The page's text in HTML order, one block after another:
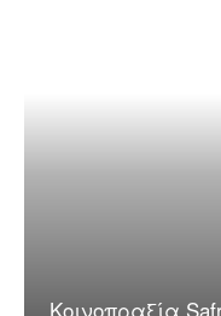
Κοινοπραξία